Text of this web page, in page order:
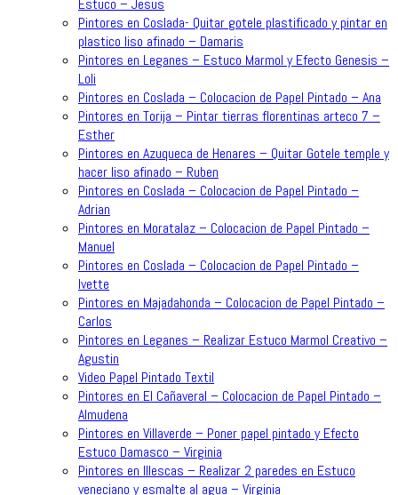
Estuco – Jesus
Pintores en Coslada- Quitar gotele plastificado y pintar en
plastico liso afinado – Damaris
Pintores en Leganes – Estuco Marmol y Efecto Genesis –
Loli
Pintores en Coslada – Colocacion de Papel Pintado – Ana
Pintores en Torija – Pintar tierras florentinas arteco 7 –
Esther
Pintores en Azuqueca de Henares – Quitar Gotele temple y
hacer liso afinado – Ruben
Pintores en Coslada – Colocacion de Papel Pintado –
Adrian
Pintores en Moratalaz – Colocacion de Papel Pintado –
Manuel
Pintores en Coslada – Colocacion de Papel Pintado –
Ivette
Pintores en Majadahonda – Colocacion de Papel Pintado –
Carlos
Pintores en Leganes – Realizar Estuco Marmol Creativo –
Agustin
Video Papel Pintado Textil
Pintores en El Cañaveral – Colocacion de Papel Pintado –
Almudena
Pintores en Villaverde – Poner papel pintado y Efecto
Estuco Damasco – Virginia
Pintores en Illescas – Realizar 2 paredes en Estuco
veneciano y esmalte al agua – Virginia